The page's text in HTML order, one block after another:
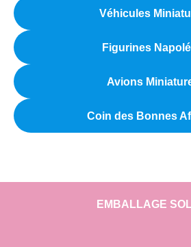
Véhicules
Figurines
Avions
Coin des Bonnes
EMBALLAGE